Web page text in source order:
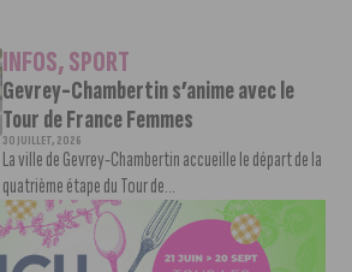
INFOS,SPORT
Gevrey-Chambertin s’anime avec le
Tour de France Femmes
30 JUILLET, 2026
La ville de Gevrey-Chambertin accueille le départ de la
quatrième étape du Tour de...